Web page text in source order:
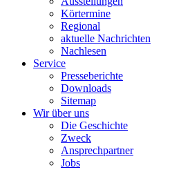
Körtermine
Regional
aktuelle Nachrichten
Nachlesen
Service
Presseberichte
Downloads
Sitemap
Wir über uns
Die Geschichte
Zweck
Ansprechpartner
Jobs